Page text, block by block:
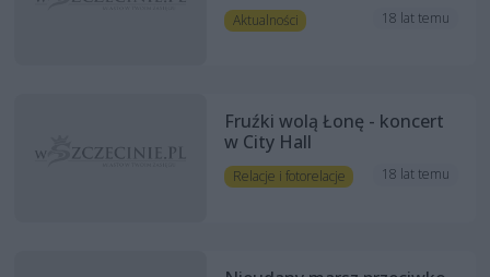
Aktualności 18 lat temu
Fruźki wolą Łonę - koncert
w City Hall
Relacje i fotorelacje 18 lat temu